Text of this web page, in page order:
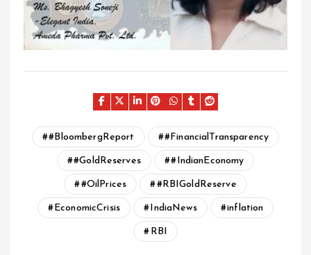
#BloombergReport #FinancialTransparency
#GoldReserves #IndianEconomy
#OilPrices #RBIGoldReserve
EconomicCrisis IndiaNews inflation
RBI